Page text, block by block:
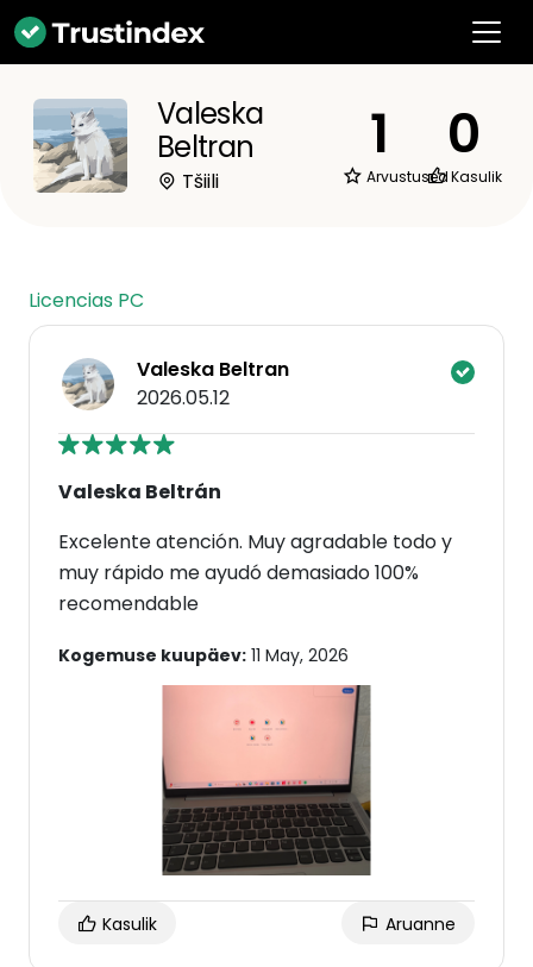
Valeska
Beltran
Tšiili
1
Arvustused
0
Kasulik
Licencias PC
Valeska Beltran
2026.05.12
Valeska Beltrán
Excelente atención. Muy agradable todo y
muy rápido me ayudó demasiado 100%
recomendable
Kogemuse kuupäev: 11 May, 2026
Kasulik Aruanne